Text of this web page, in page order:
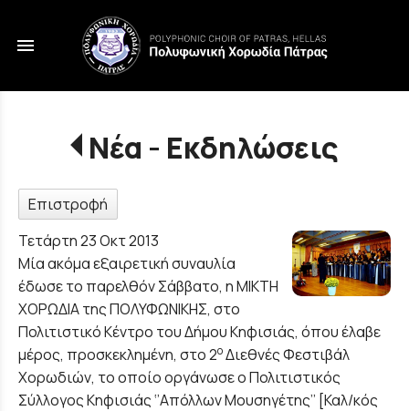
menu
Νέα - Εκδηλώσεις
Επιστροφή
Τετάρτη 23 Οκτ 2013
Μία ακόμα εξαιρετική συναυλία
έδωσε το παρελθόν Σάββατο, η ΜΙΚΤΗ
ΧΟΡΩΔΙΑ της ΠΟΛΥΦΩΝΙΚΗΣ, στο
Πολιτιστικό Κέντρο του Δήμου Κηφισιάς, όπου έλαβε
μέρος, προσκεκλημένη, στο 2οΔιεθνές Φεστιβάλ
Χορωδιών, το οποίο οργάνωσε ο Πολιτιστικός
Σύλλογος Κηφισιάς ‘’Απόλλων Μουσηγέτης’’ [Καλ/κός